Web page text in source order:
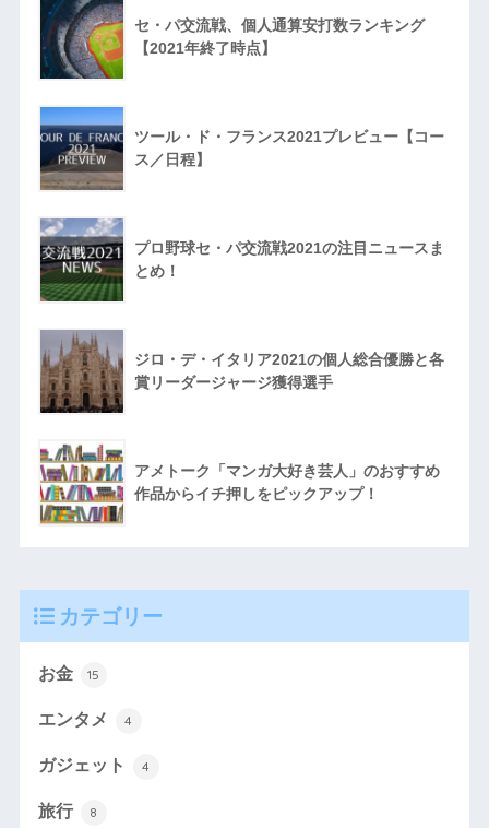
セ・パ交流戦、個人通算安打数ランキング
【2021年終了時点】
ツール・ド・フランス2021プレビュー【コー
ス／日程】
プロ野球セ・パ交流戦2021の注目ニュースま
とめ！
ジロ・デ・イタリア2021の個人総合優勝と各
賞リーダージャージ獲得選手
アメトーク「マンガ大好き芸人」のおすすめ
作品からイチ押しをピックアップ！
カテゴリー
お金 15
エンタメ 4
ガジェット 4
旅行 8